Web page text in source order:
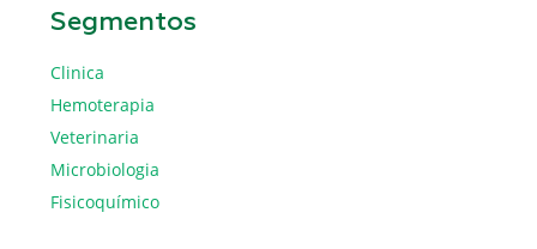
Segmentos
Clinica
Hemoterapia
Veterinaria
Microbiologia
Fisicoquímico